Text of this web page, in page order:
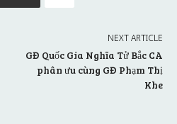
NEXT ARTICLE
GĐ Quốc Gia Nghĩa Tử Bắc CA
phân ưu cùng GĐ Phạm Thị
Khe